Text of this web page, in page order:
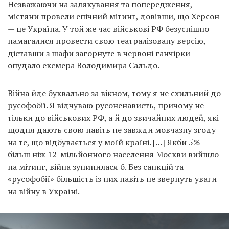
Незважаючи на залякування та попередження,
містяни провели епічний мітинг, довівши, що Херсон
— це Україна. У той же час військові РФ безуспішно
намагалися провести свою театралізовану версію,
діставши з шафи загорнуте в червоні ганчірки
опудало ексмера Володимира Сальдо.
Війна йде буквально за вікном, тому я не схильний до
русофобії. Я відчуваю русоненависть, причому не
тільки до військових РФ, а й до звичайних людей, які
щодня дають свою навіть не завжди мовчазну згоду
на те, що відбувається у моїй країні. […] Якби 5%
більш ніж 12-мільйонного населення Москви вийшло
на мітинг, війна зупинилася б. Без санкцій та
«русофобії» більшість із них навіть не звернуть уваги
на війну в Україні.